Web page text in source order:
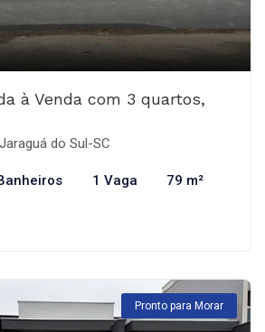
à Venda com 3 quartos,
do Sul-SC
1 Vaga 79 m²
Pronto para Morar